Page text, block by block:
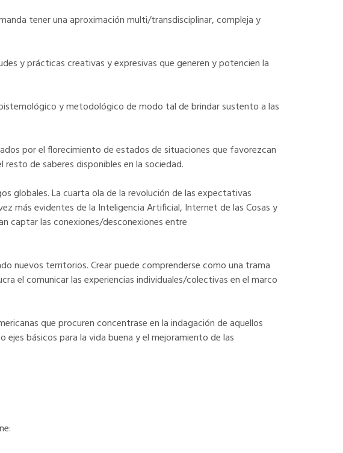
tener una aproximación multi/transdisciplinar, compleja y
y prácticas creativas y expresivas que generen y potencien la
y metodológico de modo tal de brindar sustento a las
por el florecimiento de estados de situaciones que favorezcan
de saberes disponibles en la sociedad.
globales. La cuarta ola de la revolución de las expectativas
más evidentes de la Inteligencia Artificial, Internet de las Cosas y
captar las conexiones/desconexiones entre
nuevos territorios. Crear puede comprenderse como una trama
el comunicar las experiencias individuales/colectivas en el marco
que procuren concentrase en la indagación de aquellos
básicos para la vida buena y el mejoramiento de las